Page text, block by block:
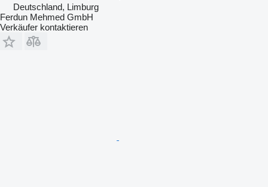
Deutschland, Limburg
Ferdun Mehmed GmbH
Verkäufer kontaktieren